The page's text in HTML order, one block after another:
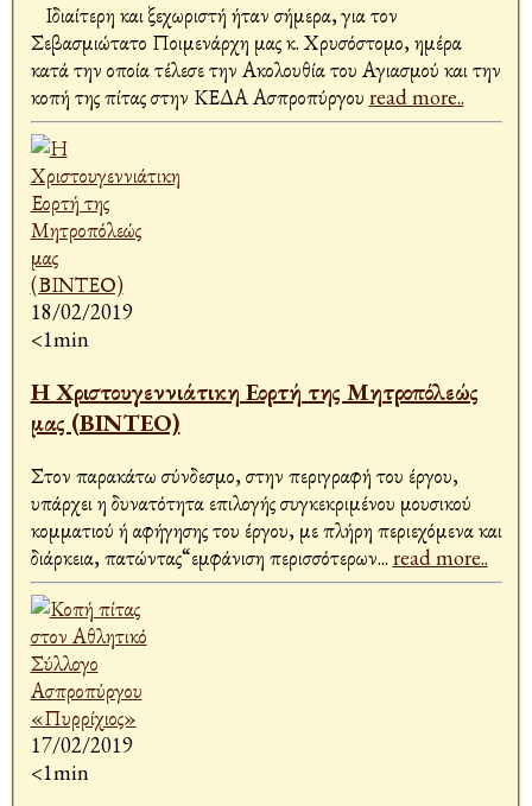
Ιδιαίτερη και ξεχωριστή ήταν σήμερα, για τον
Σεβασμιώτατο Ποιμενάρχη μας κ. Χρυσόστομο, ημέρα
κατά την οποία τέλεσε την Ακολουθία του Αγιασμού και την
κοπή της πίτας στην ΚΕΔΑ Ασπροπύργου read more..
18/02/2019
<1min
Η Χριστουγεννιάτικη Εορτή της Μητροπόλεώς
μας (ΒΙΝΤΕΟ)
Στον παρακάτω σύνδεσμο, στην περιγραφή του έργου,
υπάρχει η δυνατότητα επιλογής συγκεκριμένου μουσικού
κομματιού ή αφήγησης του έργου, με πλήρη περιεχόμενα και
διάρκεια, πατώντας“εμφάνιση περισσότερων... read more..
17/02/2019
<1min